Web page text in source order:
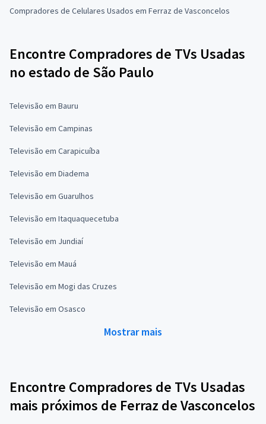
Compradores de Celulares Usados em Ferraz de Vasconcelos
Encontre Compradores de TVs Usadas
no estado de São Paulo
Televisão em Bauru
Televisão em Campinas
Televisão em Carapicuíba
Televisão em Diadema
Televisão em Guarulhos
Televisão em Itaquaquecetuba
Televisão em Jundiaí
Televisão em Mauá
Televisão em Mogi das Cruzes
Televisão em Osasco
Mostrar mais
Encontre Compradores de TVs Usadas
mais próximos de Ferraz de Vasconcelos